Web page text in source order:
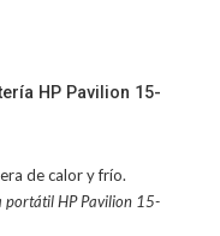
HP Pavilion 15-
de calor y frío.
portátil HP Pavilion 15-